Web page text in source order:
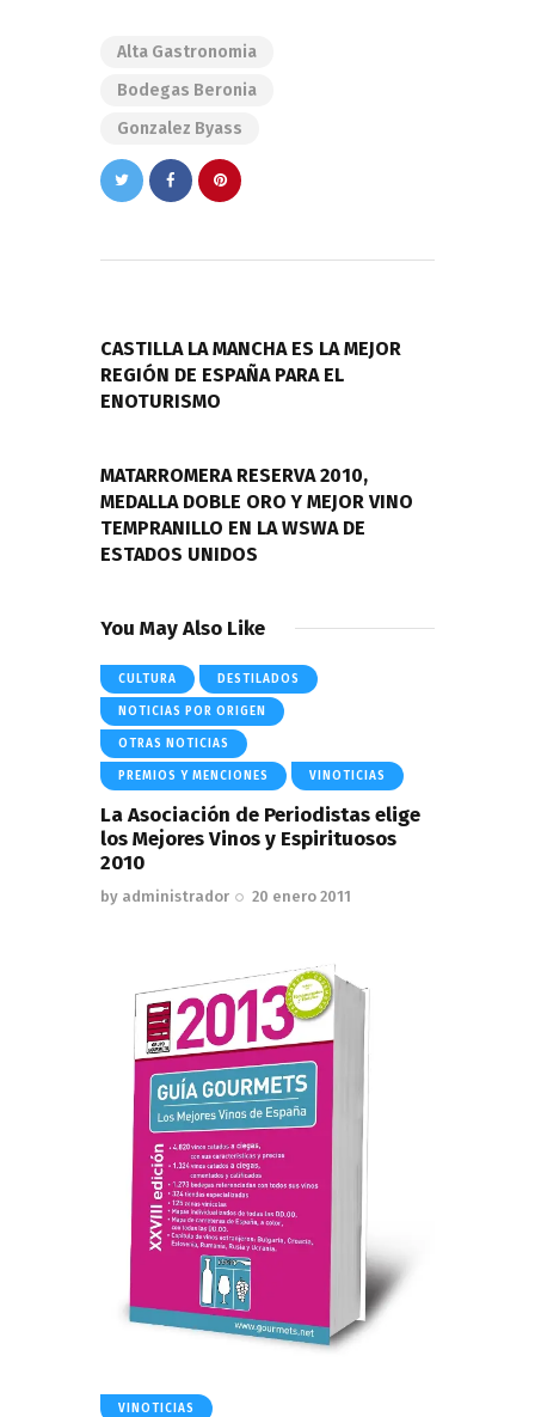
Alta Gastronomia
Bodegas Beronia
Gonzalez Byass
entradas
CASTILLA LA MANCHA ES LA MEJOR
REGIÓN DE ESPAÑA PARA EL
ENOTURISMO
MATARROMERA RESERVA 2010,
MEDALLA DOBLE ORO Y MEJOR VINO
TEMPRANILLO EN LA WSWA DE
ESTADOS UNIDOS
You May Also Like
CULTURA DESTILADOS
NOTICIAS POR ORIGEN
OTRAS NOTICIAS
PREMIOS Y MENCIONES VINOTICIAS
La Asociación de Periodistas elige
los Mejores Vinos y Espirituosos
2010
by administrador 20 enero 2011
VINOTICIAS